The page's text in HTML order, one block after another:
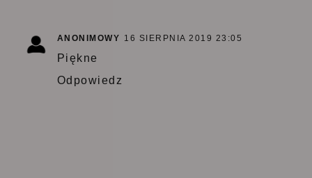
ANONIMOWY 16 SIERPNIA 2019 23:05
Piękne
Odpowiedz